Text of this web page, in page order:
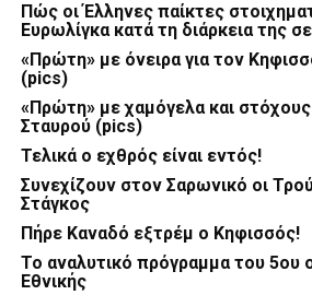
Πώς οι Έλληνες παίκτες
Ευρωλίγκα κατά τη διάρκεια της
«Πρώτη» με όνειρα για τον
(pics)
«Πρώτη» με χαμόγελα και
Σταυρού (pics)
Τελικά ο εχθρός είναι εντός!
Συνεχίζουν στον Σαρωνικό οι
Στάγκος
Πήρε Καναδό εξτρέμ ο Κηφισσός!
Το αναλυτικό πρόγραμμα του 5ου
Εθνικής